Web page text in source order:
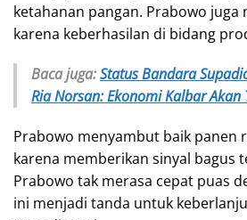
ketahanan pangan. Prabowo juga
karena keberhasilan di bidang
Baca juga:Status Bandara
Ria Norsan: Ekonomi Kalbar Akan
Prabowo menyambut baik panen
karena memberikan sinyal bagus
Prabowo tak merasa cepat puas
ini menjadi tanda untuk